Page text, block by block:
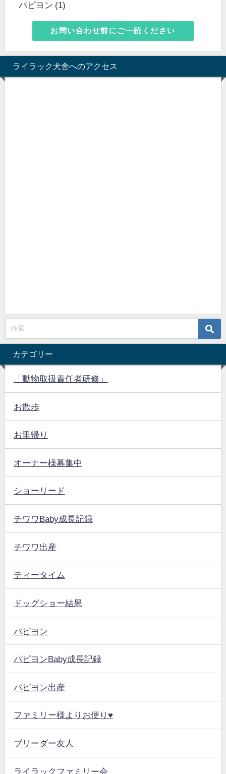
パピヨン (1)
お問い合わせ前にご一読ください
ライラック犬舎へのアクセス
カテゴリー
「動物取扱責任者研修」
お散歩
お里帰り
オーナー様募集中
ショーリード
チワワBaby成長記録
チワワ出産
ティータイム
ドッグショー結果
パピヨン
パピヨンBaby成長記録
パピヨン出産
ファミリー様よりお便り♥
ブリーダー友人
ライラックファミリー会